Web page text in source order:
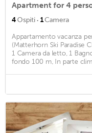
Apartment for 4
4Ospiti · 1Camera
Appartamento vacanza
(Matterhorn Ski Paradise
1 Camera da letto, 1
fondo 100 m, In parte